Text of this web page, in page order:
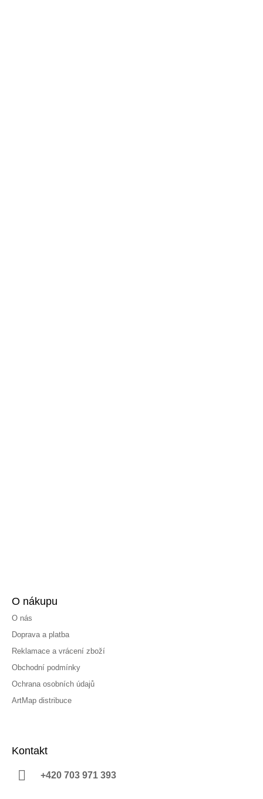
O nákupu
O nás
Doprava a platba
Reklamace a vrácení zboží
Obchodní podmínky
Ochrana osobních údajů
ArtMap distribuce
Kontakt
+420 703 971 393